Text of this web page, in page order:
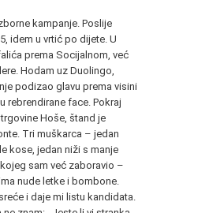
kampanje. Poslije
idem u vrtić po dijete. U
prema Socijalnom, već
Hodam uz Duolingo,
podizao glavu prema visini
rebrendirane face. Pokraj
Hoše, štand je
Tri muškarca – jedan
kose, jedan niži s manje
sam već zaboravio –
nude letke i bombone.
i daje mi listu kandidata.